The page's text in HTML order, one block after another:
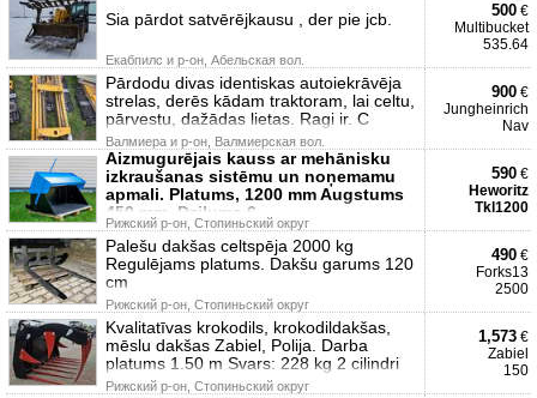
Sia pārdot satvērējkausu , der pie jcb.
Екабпилс и р-он, Абельская вол.
500 €
Multibucket
535.64
Pārdodu divas identiskas autoiekrāvēja
strelas, derēs kādam traktoram, lai celtu,
pārvestu, dažādas lietas. Ragi ir. C
Валмиера и р-он, Валмиерская вол.
900 €
Jungheinrich
Nav
Aizmugurējais kauss ar mehānisku
izkraušanas sistēmu un noņemamu
apmali. Platums, 1200 mm Augstums
450 mm, Dziļums 6
Рижский р-он, Стопиньский округ
590 €
Heworitz
Tkl1200
Palešu dakšas celtspēja 2000 kg
Regulējams platums. Dakšu garums 120
cm
Рижский р-он, Стопиньский округ
490 €
Forks13
2500
Kvalitatīvas krokodils, krokodildakšas,
mēslu dakšas Zabiel, Polija. Darba
platums 1.50 m Svars: 228 kg 2 cilindri
Рижский р-он, Стопиньский округ
1,573 €
Zabiel
150